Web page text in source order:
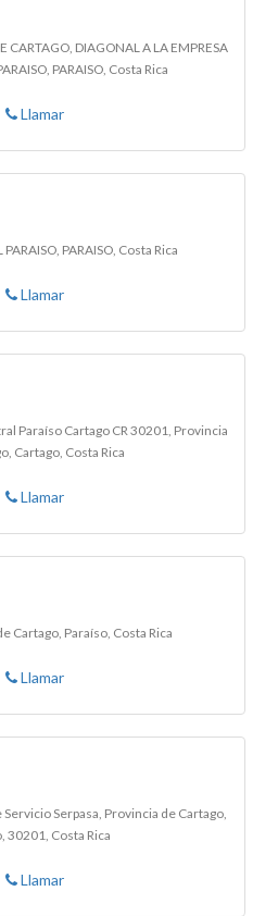
CARTAGO, DIAGONAL A LA EMPRESA
PARAISO, Costa Rica
Llamar
PARAISO, Costa Rica
Llamar
Paraíso Cartago CR 30201, Provincia
Cartago, Costa Rica
Llamar
Cartago, Paraíso, Costa Rica
Llamar
Servicio Serpasa, Provincia de Cartago,
30201, Costa Rica
Llamar